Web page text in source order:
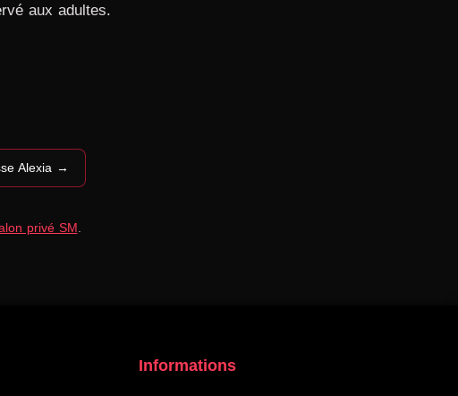
aux adultes.
Alexia →
privé SM
Informations